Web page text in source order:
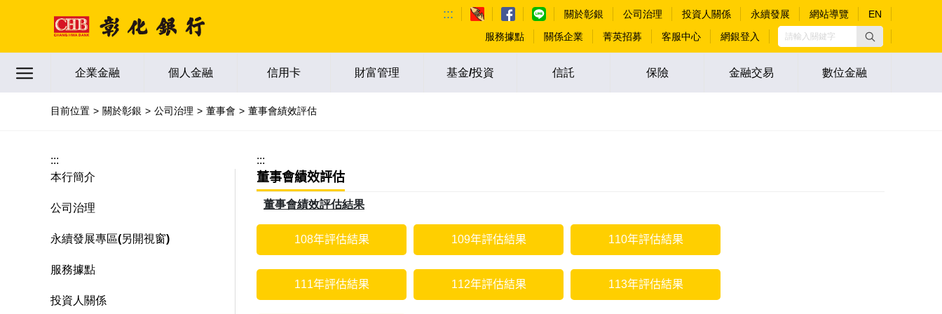
::: 關於彰銀 公司治理 投資人關係 永續發展 網站導覽
EN
服務據點
關係企業 菁英招募 客服中心 網銀登入
企業金融 個人金融 信用卡 財富管理 基金/投資 信託 保險 金融交易 數位金融
目前位置 關於彰銀 公司治理 董事會 董事會績效評估
:::
本行簡介
公司治理
永續發展專區(另開視窗)
服務據點
投資人關係
:::
董事會績效評估
董事會績效評估結果
108年評估結果 109年評估結果 110年評估結果
111年評估結果 112年評估結果 113年評估結果